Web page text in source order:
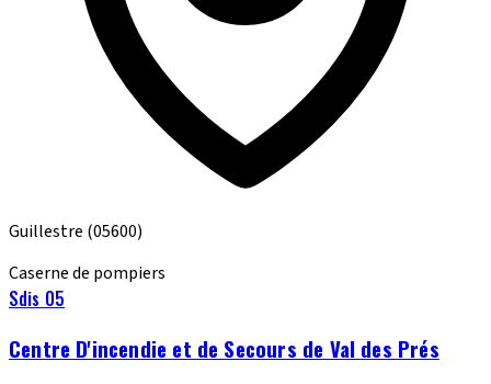
Guillestre (05600)
Caserne de pompiers
Sdis 05
Centre D'incendie et de Secours de Val des Prés